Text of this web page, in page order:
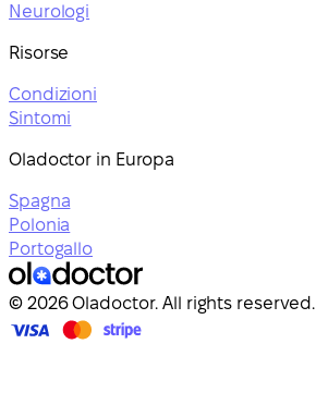
Neurologi
Risorse
Condizioni
Sintomi
Oladoctor in Europa
Spagna
Polonia
Portogallo
© 2026 Oladoctor. All rights reserved.